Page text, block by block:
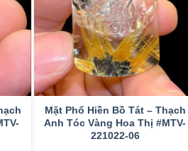
Mặt Phổ Hiền Bồ Tát – Thạch
Anh Tóc Vàng Hoa Thị #MTV-
221022-06